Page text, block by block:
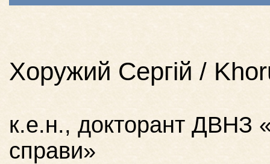
Хоружий Сергій /
к.е.н., докторант ДВНЗ
справи»